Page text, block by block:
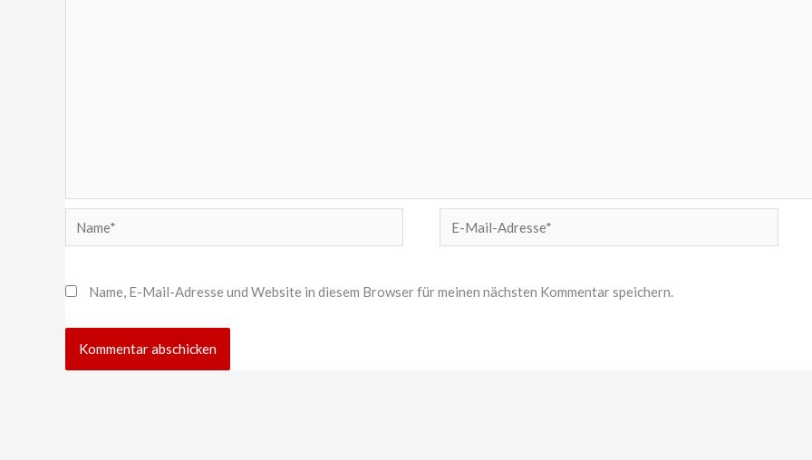
Name*
E-
Mail-
Name, E-Mail-Adresse und Website in diesem Browser für meinen nächsten Kommentar speichern.